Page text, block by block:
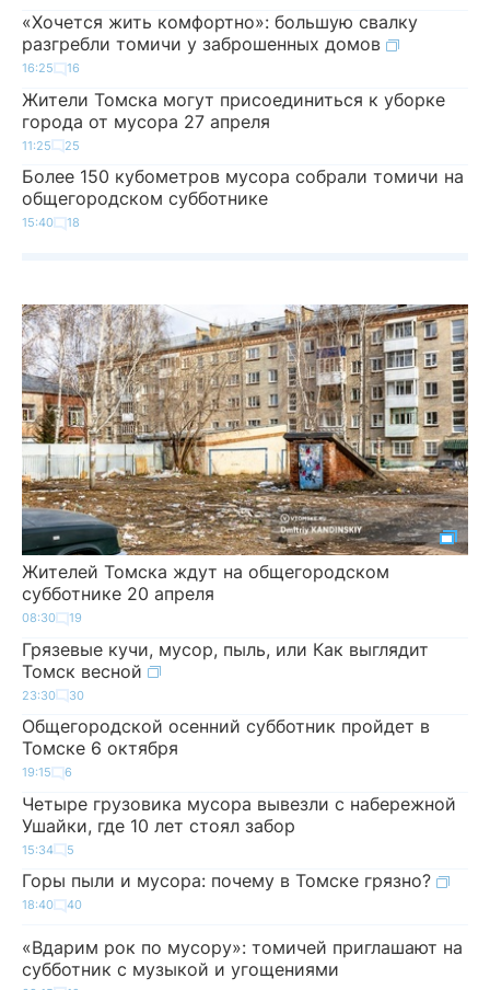
«Хочется жить комфортно»: большую свалку
разгребли томичи у заброшенных домов
16:25 16
Жители Томска могут присоединиться к уборке
города от мусора 27 апреля
11:25 25
Более 150 кубометров мусора собрали томичи на
общегородском субботнике
15:40 18
Жителей Томска ждут на общегородском
субботнике 20 апреля
08:30 19
Грязевые кучи, мусор, пыль, или Как выглядит
Томск весной
23:30 30
Общегородской осенний субботник пройдет в
Томске 6 октября
19:15 6
Четыре грузовика мусора вывезли с набережной
Ушайки, где 10 лет стоял забор
15:34 5
Горы пыли и мусора: почему в Томске грязно?
18:40 40
«Вдарим рок по мусору»: томичей приглашают на
субботник с музыкой и угощениями